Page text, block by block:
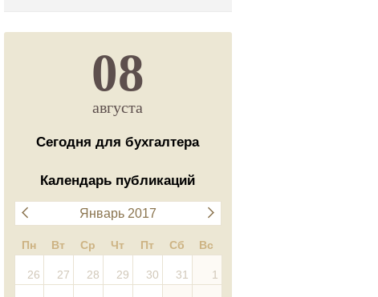
налоговая служба
08
августа
Сегодня для бухгалтера
Календарь публикаций
Январь 2017
Пн Вт Ср Чт Пт Сб Вс
26 27 28 29 30 31 1